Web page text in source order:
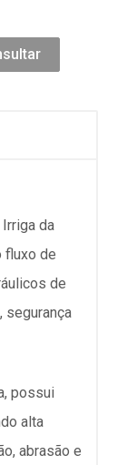
da
fluxo de
de
segurança
possui
alta
abrasão e